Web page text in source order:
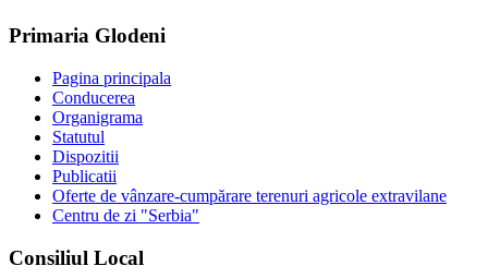
Primaria Glodeni
Pagina principala
Conducerea
Organigrama
Statutul
Dispozitii
Publicatii
Oferte de vânzare-cumpărare terenuri agricole extravilane
Centru de zi "Serbia"
Consiliul Local